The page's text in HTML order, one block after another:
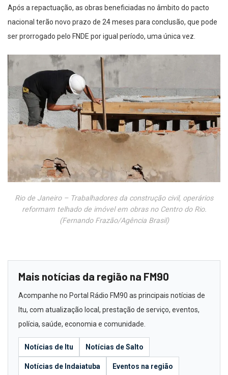
Após a repactuação, as obras beneficiadas no âmbito do pacto
nacional terão novo prazo de 24 meses para conclusão, que pode
ser prorrogado pelo FNDE por igual período, uma única vez.
Rio de Janeiro – Trabalhadores da construção civil, operários
reformam telhado de imóvel em obras no Centro do Rio.
(Fernando Frazão/Agência Brasil)
Mais notícias da região na FM90
Acompanhe no Portal Rádio FM90 as principais notícias de
Itu, com atualização local, prestação de serviço, eventos,
polícia, saúde, economia e comunidade.
Notícias de Itu Notícias de Salto
Notícias de Indaiatuba Eventos na região